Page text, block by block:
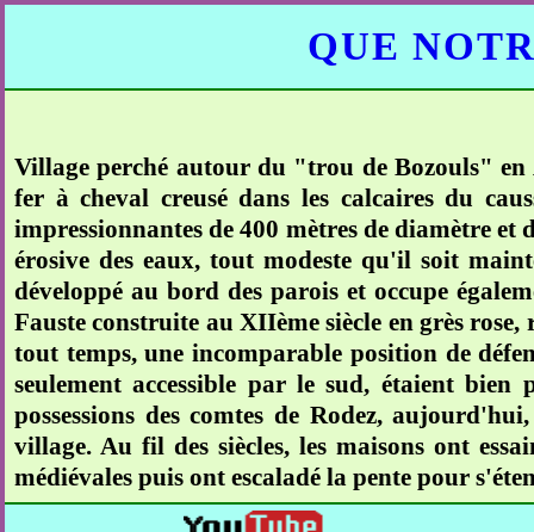
QUE
Village perché autour du "trou de Bozouls" en
fer à cheval creusé dans les calcaires du
impressionnantes de 400 mètres de diamètre
érosive des eaux, tout modeste qu'il soit
développé au bord des parois et occupe
Fauste construite au XIIème siècle en grès
tout temps, une incomparable position de
seulement accessible par le sud, étaient
possessions des comtes de Rodez,
village. Au fil des siècles, les maisons ont
médiévales puis ont escaladé la pente pour